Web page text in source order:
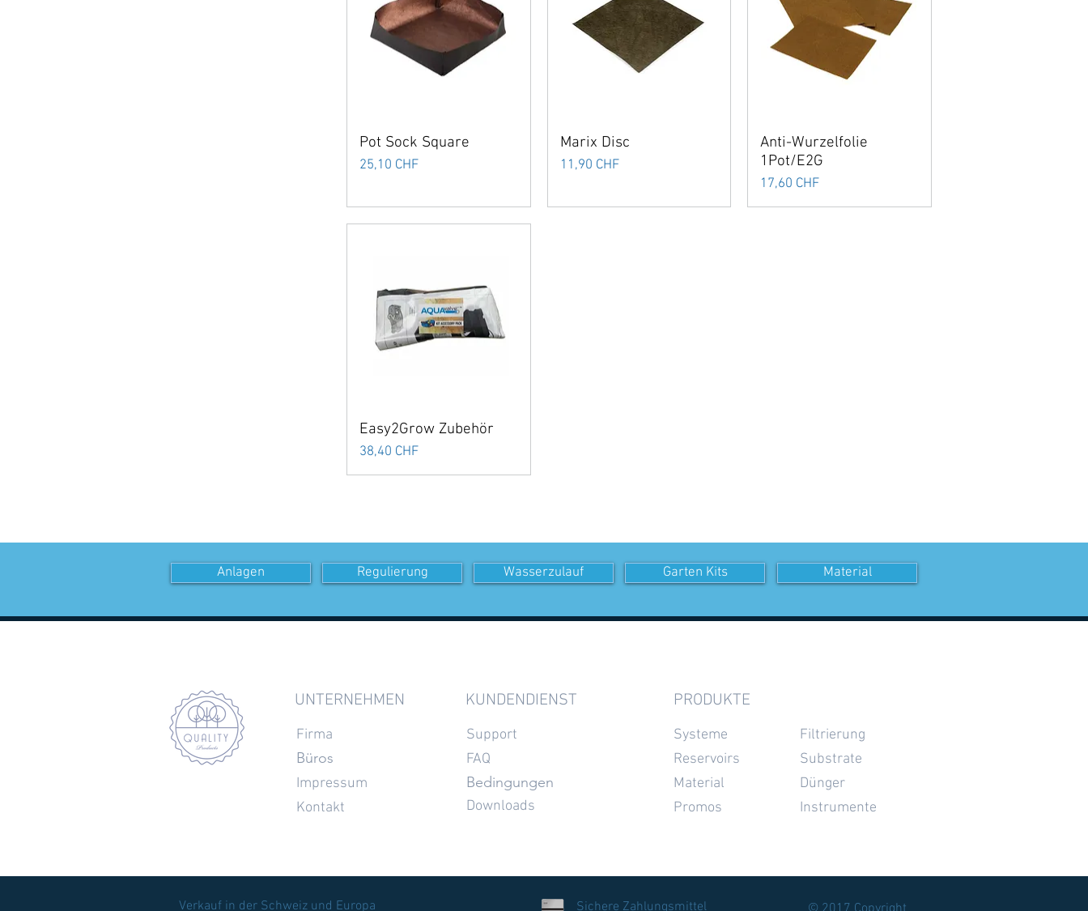
Pot Sock Square
Preis
25,10 CHF
Marix Disc
Preis
11,90 CHF
Anti-Wurzelfolie
1Pot/E2G
Preis
17,60 CHF
Easy2Grow Zubehör
Preis
38,40 CHF
Anlagen Regulierung Wasserzulauf Garten Kits Material
UNTERNEHMEN
Firma
Büros
Impressum
Kontakt
KUNDENDIENST
Support
FAQ
Bedingungen
Downloads
PRODUKTE
Systeme
Reservoirs
Material
Promos
Filtrierung
Substrate
Dünger
Instrumente
Verkauf in der Schweiz und Europa Sichere Zahlungsmittel